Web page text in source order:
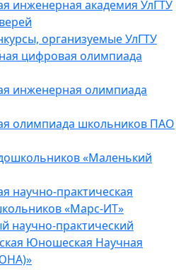
инженерная академия УлГТУ
организуемые УлГТУ
цифровая олимпиада
инженерная олимпиада
олимпиада школьников ПАО
«Маленький
научно-практическая
«Марс-ИТ»
научно-практический
Юношеская Научная